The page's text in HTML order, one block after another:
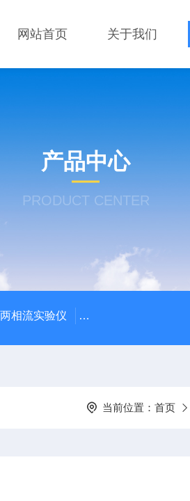
网站首页 关于我们
产品中心
PRODUCT CENTER
相流实验仪 DP/DH807A光磁共
当前位置： 首页